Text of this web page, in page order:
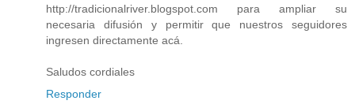
http://tradicionalriver.blogspot.com para ampliar su
necesaria difusión y permitir que nuestros seguidores
ingresen directamente acá.
Saludos cordiales
Responder